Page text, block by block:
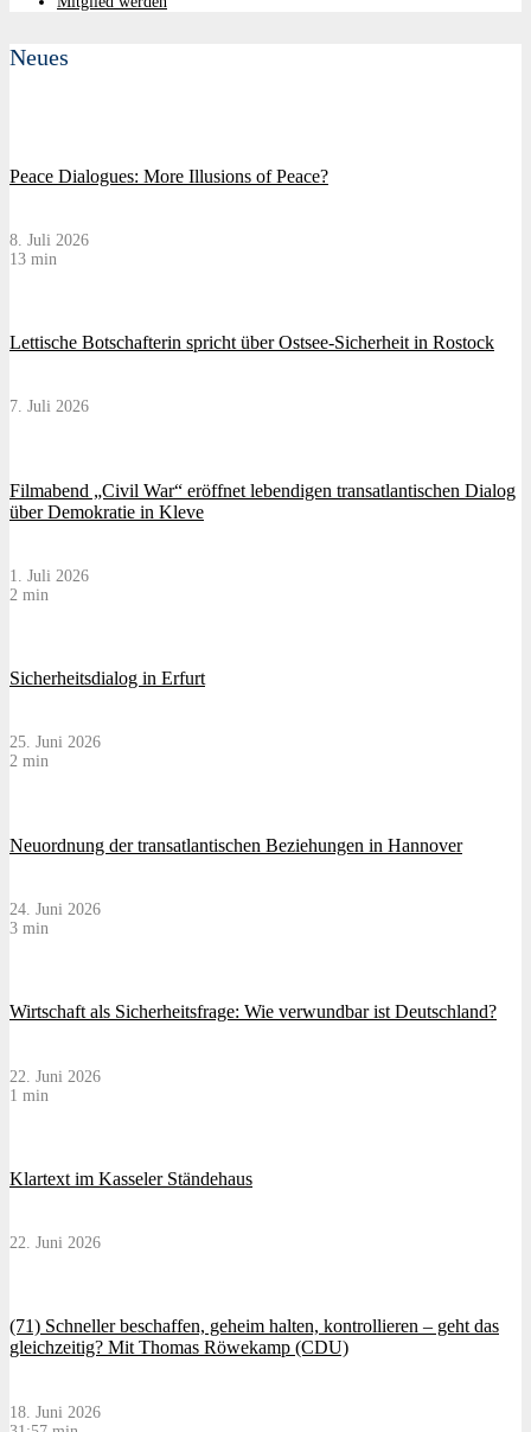
Neues
Peace Dialogues: More Illusions of Peace?
8. Juli 2026
13 min
Lettische Botschafterin spricht über Ostsee-Sicherheit in Rostock
7. Juli 2026
Filmabend „Civil War“ eröffnet lebendigen transatlantischen Dialog
über Demokratie in Kleve
1. Juli 2026
2 min
Sicherheitsdialog in Erfurt
25. Juni 2026
2 min
Neuordnung der transatlantischen Beziehungen in Hannover
24. Juni 2026
3 min
Wirtschaft als Sicherheitsfrage: Wie verwundbar ist Deutschland?
22. Juni 2026
1 min
Klartext im Kasseler Ständehaus
22. Juni 2026
(71) Schneller beschaffen, geheim halten, kontrollieren – geht das
gleichzeitig? Mit Thomas Röwekamp (CDU)
18. Juni 2026